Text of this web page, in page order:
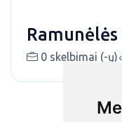
0 skelbimai (-ų)